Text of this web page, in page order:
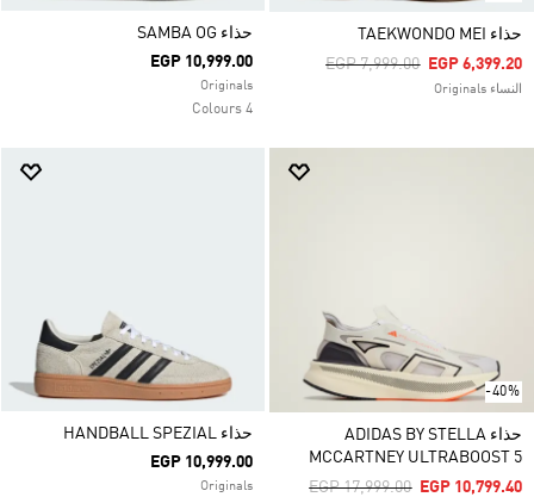
حذاء TAEKWONDO MEI
Price Reduced From
EGP 7,999.00ToEGP 6,399.20
النساء Originals
حذاء SAMBA OG
EGP 10,999.00
Originals
4 Colours
-40%
حذاء ADIDAS BY STELLA
MCCARTNEY ULTRABOOST 5
Price Reduced From
EGP 17,999.00ToEGP 10,799.40
حذاء HANDBALL SPEZIAL
EGP 10,999.00
Originals